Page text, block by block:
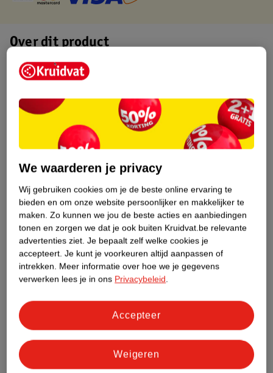
Over dit product
Productinformatie
Etiketinformatie
Nature Impact Score
Dit product heeft (nog) geen Nature
Impact Score.
Meer informatie
Bestel & Bezorginformatie
Bekijk ook
Meer Alle Aftershave
Hoe controleren wij de reviews?
We waarderen je privacy
Wij gebruiken cookies om je de beste online ervaring te
bieden en om onze website persoonlijker en makkelijker te
maken. Zo kunnen we jou de beste acties en aanbiedingen
tonen en zorgen we dat je ook buiten Kruidvat.be relevante
advertenties ziet. Je bepaalt zelf welke cookies je
accepteert. Je kunt je voorkeuren altijd aanpassen of
intrekken. Meer informatie over hoe we je gegevens
verwerken lees je in ons Privacybeleid.
Weigeren
Accepteer